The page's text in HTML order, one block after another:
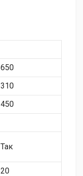
650
310
450
Так
20